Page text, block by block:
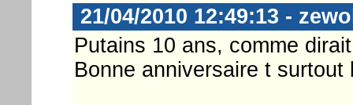
21/04/2010 12:49:13 -
Putains 10 ans, comme
Bonne anniversaire t surtout